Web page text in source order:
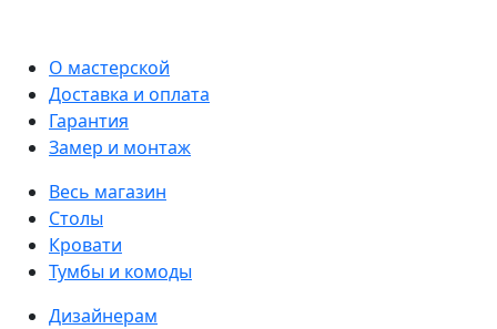
О мастерской
Доставка и оплата
Гарантия
Замер и монтаж
Весь магазин
Столы
Кровати
Тумбы и комоды
Дизайнерам